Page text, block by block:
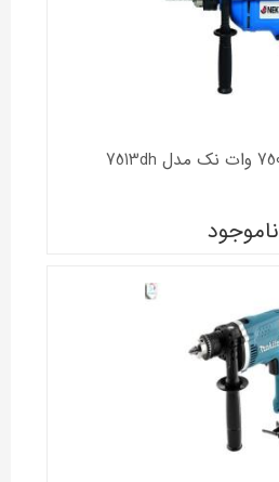
ناموجود